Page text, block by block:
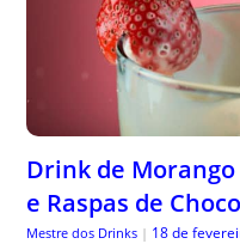
Drink de
e Raspas de
Mestre dos Drinks | 18 de